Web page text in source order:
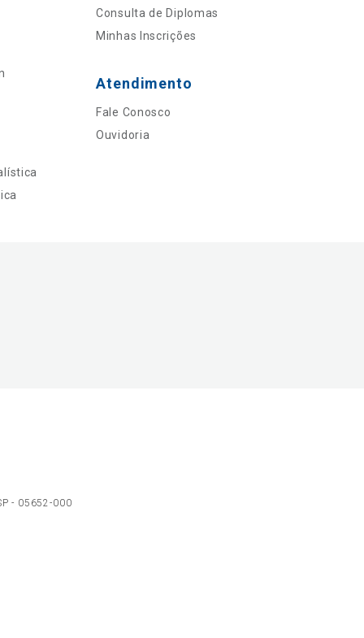
Consulta de Diplomas
Minhas Inscrições
Atendimento
Fale Conosco
Ouvidoria
- 05652-000